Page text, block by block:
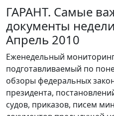
ГАРАНТ. Самые
документы
Апрель 2010
Еженедельный
подготавливаемый по
обзоры федеральных
президента,
судов, приказов, писем